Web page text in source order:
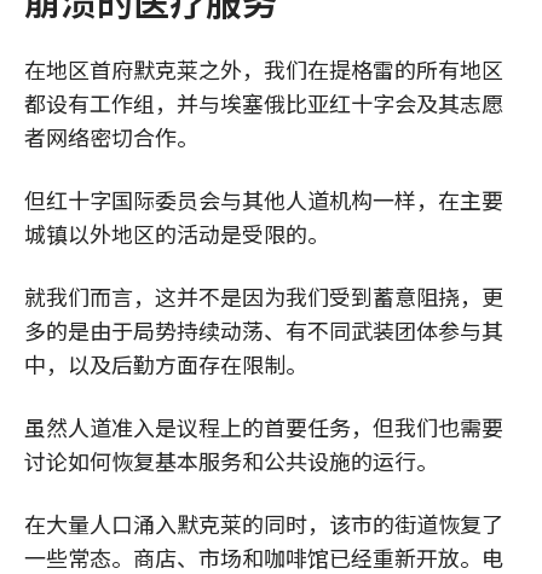
在地区首府默克莱之外，我们在提格雷的所有地区
都设有工作组，并与埃塞俄比亚红十字会及其志愿
者网络密切合作。
但红十字国际委员会与其他人道机构一样，在主要
城镇以外地区的活动是受限的。
就我们而言，这并不是因为我们受到蓄意阻挠，更
多的是由于局势持续动荡、有不同武装团体参与其
中，以及后勤方面存在限制。
虽然人道准入是议程上的首要任务，但我们也需要
讨论如何恢复基本服务和公共设施的运行。
在大量人口涌入默克莱的同时，该市的街道恢复了
一些常态。商店、市场和咖啡馆已经重新开放。电